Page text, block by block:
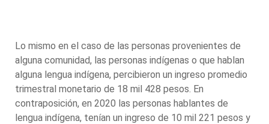
Lo mismo en el caso de las personas provenientes de
alguna comunidad, las personas indígenas o que hablan
alguna lengua indígena, percibieron un ingreso promedio
trimestral monetario de 18 mil 428 pesos. En
contraposición, en 2020 las personas hablantes de
lengua indígena, tenían un ingreso de 10 mil 221 pesos y